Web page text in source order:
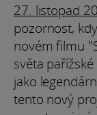
27. listopad
pozornost,
novém filmu
světa
jako
tento nový